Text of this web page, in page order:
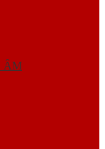
ÂM